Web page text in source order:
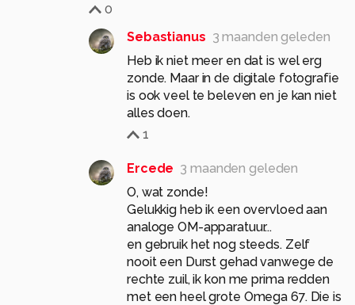
0
Sebastianus 3 maanden geleden
Heb ik niet meer en dat is wel erg
zonde. Maar in de digitale fotografie
is ook veel te beleven en je kan niet
alles doen.
1
Ercede 3 maanden geleden
O, wat zonde!
Gelukkig heb ik een overvloed aan
analoge OM-apparatuur...
en gebruik het nog steeds. Zelf
nooit een Durst gehad vanwege de
rechte zuil, ik kon me prima redden
met een heel grote Omega 67. Die is